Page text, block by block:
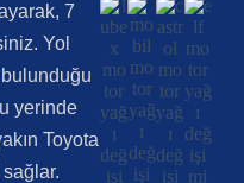
7
Yol
bulunduğu
yerinde
Toyota